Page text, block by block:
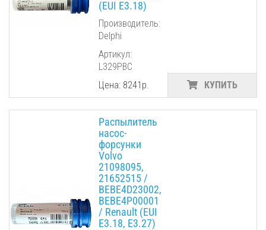
(EUI E3.18)
Производитель:
Delphi
Артикул:
L329PBC
Цена: 8241р.
КУПИТЬ
Распылитель
насос-
форсунки
Volvo
21098095,
21652515 /
BEBE4D23002,
BEBE4P00001
/ Renault (EUI
E3.18, E3.27)